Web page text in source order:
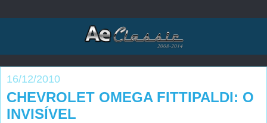
16/12/2010
CHEVROLET OMEGA FITTIPALDI: O
INVISÍVEL